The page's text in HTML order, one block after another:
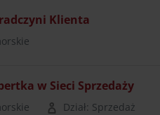
Klienta
w Sieci Sprzedaży
Dział: Sprzedaż